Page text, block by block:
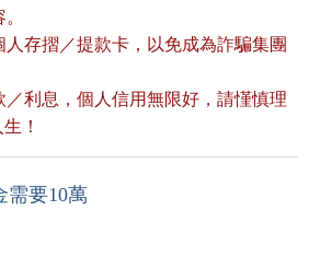
人存摺／提款卡，以免成為詐騙集團
／利息，個人信用無限好，請慬慎理
！
需要10萬